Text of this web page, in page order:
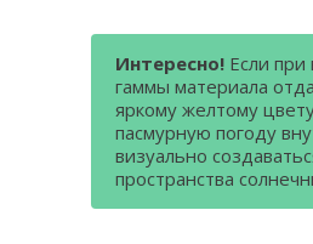
Интересно! Если
гаммы материала
яркому желтому
пасмурную погоду
визуально
пространства